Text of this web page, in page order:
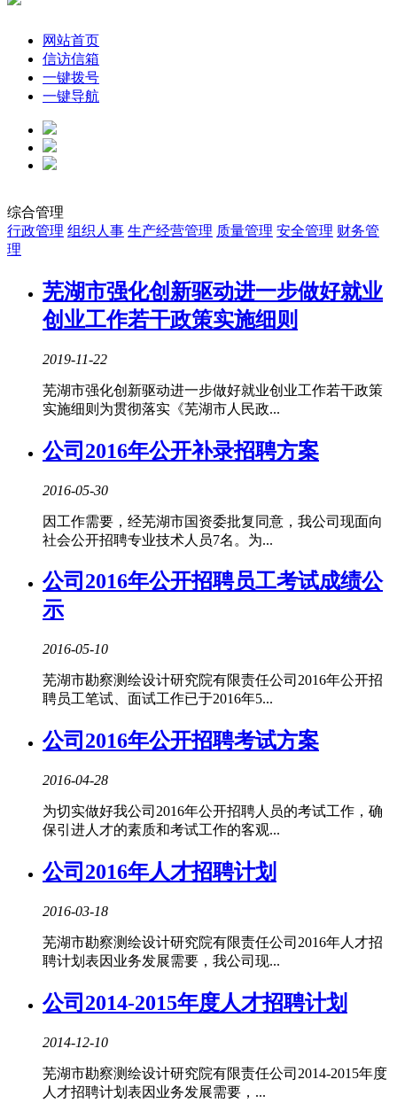
网站首页
信访信箱
一键拨号
一键导航
综合管理
行政管理 组织人事 生产经营管理 质量管理 安全管理 财务管
理
芜湖市强化创新驱动进一步做好就业
创业工作若干政策实施细则
2019-11-22
芜湖市强化创新驱动进一步做好就业创业工作若干政策
实施细则为贯彻落实《芜湖市人民政...
公司2016年公开补录招聘方案
2016-05-30
因工作需要，经芜湖市国资委批复同意，我公司现面向
社会公开招聘专业技术人员7名。为...
公司2016年公开招聘员工考试成绩公
示
2016-05-10
芜湖市勘察测绘设计研究院有限责任公司2016年公开招
聘员工笔试、面试工作已于2016年5...
公司2016年公开招聘考试方案
2016-04-28
为切实做好我公司2016年公开招聘人员的考试工作，确
保引进人才的素质和考试工作的客观...
公司2016年人才招聘计划
2016-03-18
芜湖市勘察测绘设计研究院有限责任公司2016年人才招
聘计划表因业务发展需要，我公司现...
公司2014-2015年度人才招聘计划
2014-12-10
芜湖市勘察测绘设计研究院有限责任公司2014-2015年度
人才招聘计划表因业务发展需要，...